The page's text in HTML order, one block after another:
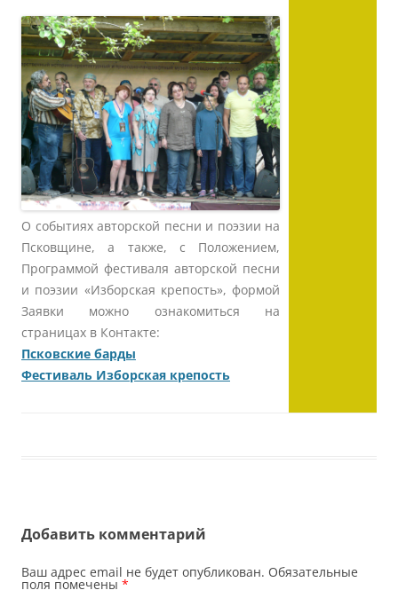
О событиях авторской песни и поэзии на
Псковщине, а также, с Положением,
Программой фестиваля авторской песни
и поэзии «Изборская крепость», формой
Заявки можно ознакомиться на
страницах в Контакте:
Псковские барды
Фестиваль Изборская крепость
Добавить комментарий
Ваш адрес email не будет опубликован. Обязательные
поля помечены *